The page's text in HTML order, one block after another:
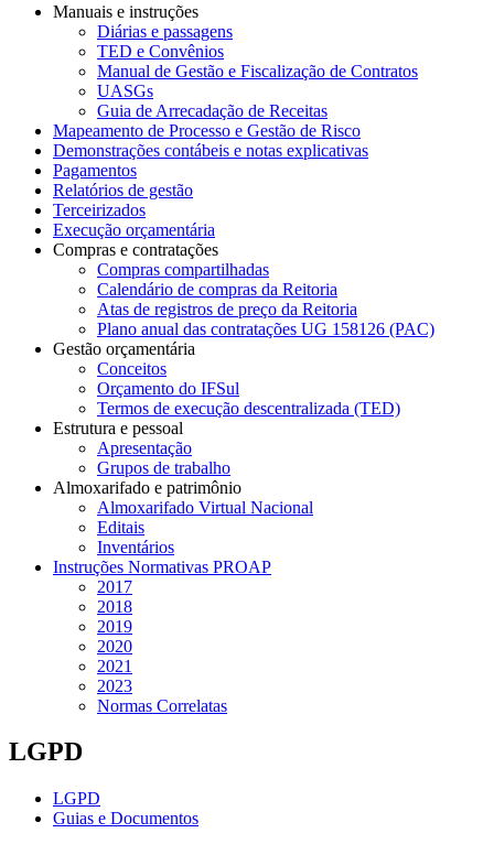
Manuais e instruções
Diárias e passagens
TED e Convênios
Manual de Gestão e Fiscalização de Contratos
UASGs
Guia de Arrecadação de Receitas
Mapeamento de Processo e Gestão de Risco
Demonstrações contábeis e notas explicativas
Pagamentos
Relatórios de gestão
Terceirizados
Execução orçamentária
Compras e contratações
Compras compartilhadas
Calendário de compras da Reitoria
Atas de registros de preço da Reitoria
Plano anual das contratações UG 158126 (PAC)
Gestão orçamentária
Conceitos
Orçamento do IFSul
Termos de execução descentralizada (TED)
Estrutura e pessoal
Apresentação
Grupos de trabalho
Almoxarifado e patrimônio
Almoxarifado Virtual Nacional
Editais
Inventários
Instruções Normativas PROAP
2017
2018
2019
2020
2021
2023
Normas Correlatas
LGPD
LGPD
Guias e Documentos